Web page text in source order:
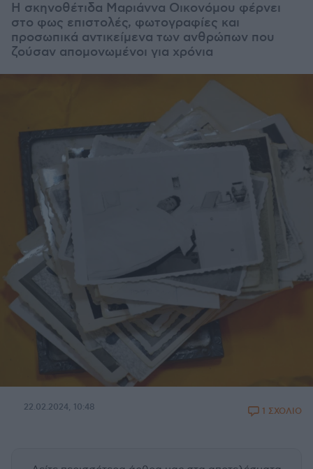
Η σκηνοθέτιδα Μαριάννα Οικονόμου φέρνει
στο φως επιστολές, φωτογραφίες και
προσωπικά αντικείμενα των ανθρώπων που
ζούσαν απομονωμένοι για χρόνια
22.02.2024, 10:48 1 ΣΧΟΛΙΟ